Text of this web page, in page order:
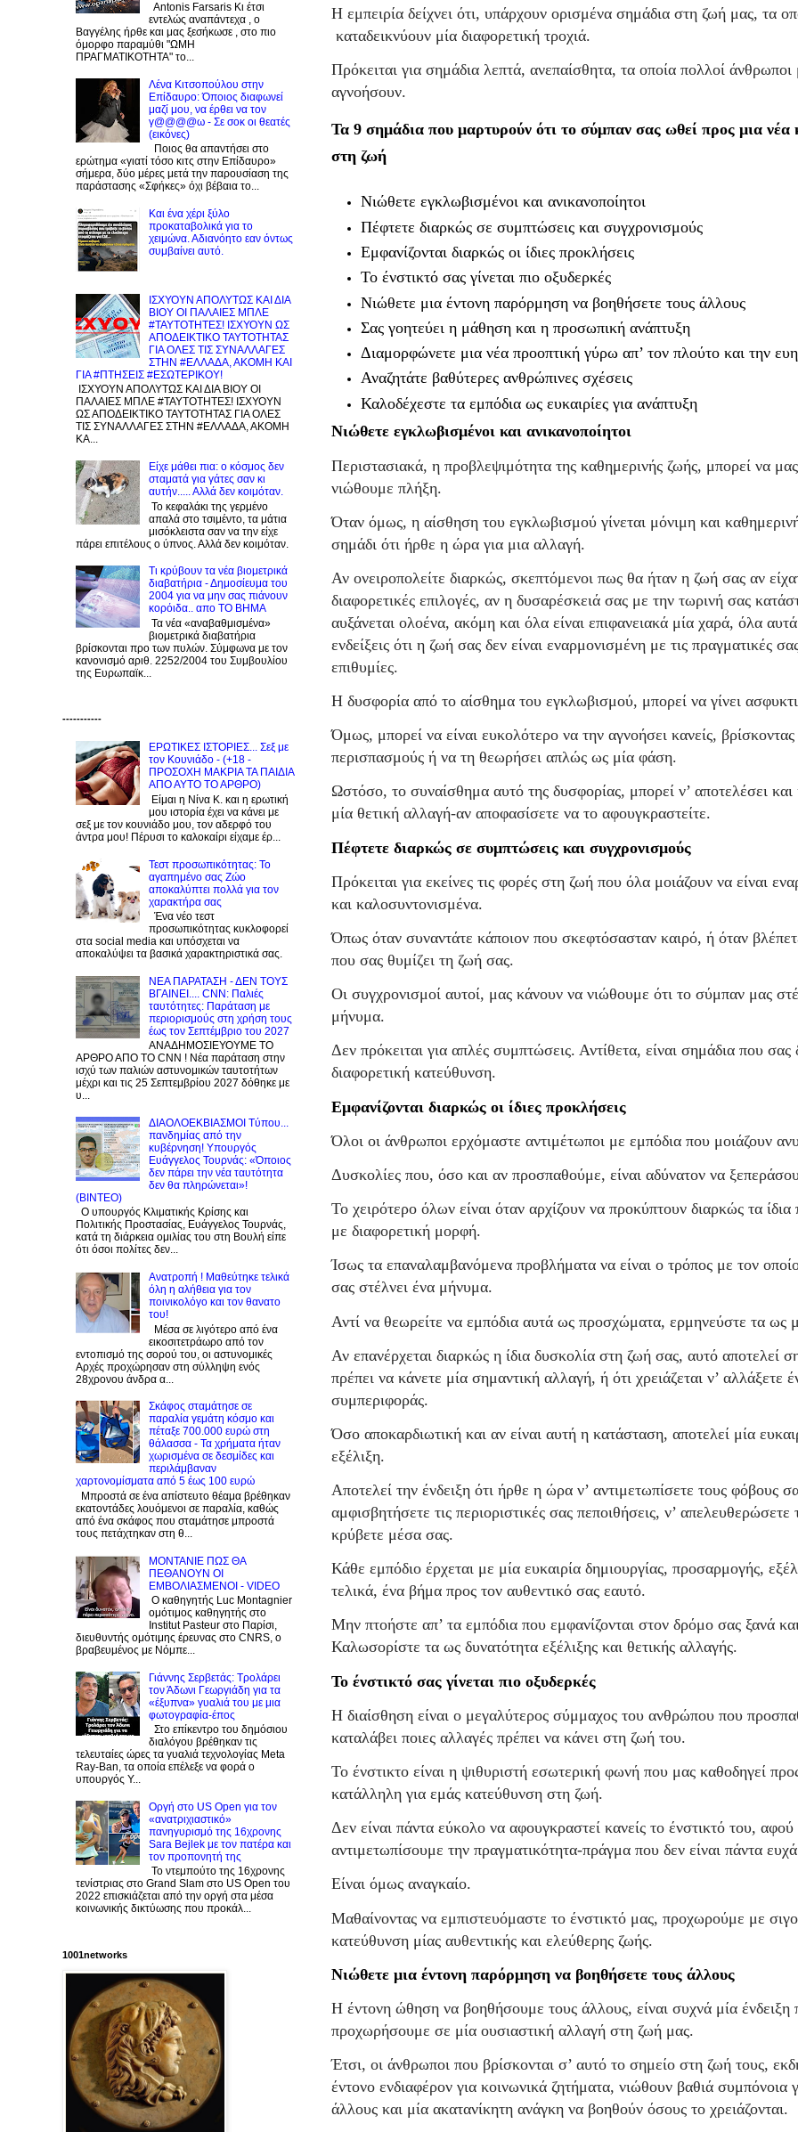
Η εμπειρία δείχνει ότι, υπάρχουν ορισμένα σημάδια στη ζωή μας, τα
καταδεικνύουν μία διαφορετική τροχιά.
Πρόκειται για σημάδια λεπτά, ανεπαίσθητα, τα οποία πολλοί άνθρωποι
αγνοήσουν.
Τα 9 σημάδια που μαρτυρούν ότι το σύμπαν σας ωθεί προς μια νέα
στη ζωή
Νιώθετε εγκλωβισμένοι και ανικανοποίητοι
Πέφτετε διαρκώς σε συμπτώσεις και συγχρονισμούς
Εμφανίζονται διαρκώς οι ίδιες προκλήσεις
Το ένστικτό σας γίνεται πιο οξυδερκές
Νιώθετε μια έντονη παρόρμηση να βοηθήσετε τους άλλους
Σας γοητεύει η μάθηση και η προσωπική ανάπτυξη
Διαμορφώνετε μια νέα προοπτική γύρω απ’ τον πλούτο και την
Αναζητάτε βαθύτερες ανθρώπινες σχέσεις
Καλοδέχεστε τα εμπόδια ως ευκαιρίες για ανάπτυξη
Νιώθετε εγκλωβισμένοι και ανικανοποίητοι
Περιστασιακά, η προβλεψιμότητα της καθημερινής ζωής, μπορεί να
νιώθουμε πλήξη.
Όταν όμως, η αίσθηση του εγκλωβισμού γίνεται μόνιμη και
σημάδι ότι ήρθε η ώρα για μια αλλαγή.
Αν ονειροπολείτε διαρκώς, σκεπτόμενοι πως θα ήταν η ζωή σας αν
διαφορετικές επιλογές, αν η δυσαρέσκειά σας με την τωρινή σας
αυξάνεται ολοένα, ακόμη και όλα είναι επιφανειακά μία χαρά, όλα αυτά
ενδείξεις ότι η ζωή σας δεν είναι εναρμονισμένη με τις πραγματικές
επιθυμίες.
Η δυσφορία από το αίσθημα του εγκλωβισμού, μπορεί να γίνει
Όμως, μπορεί να είναι ευκολότερο να την αγνοήσει κανείς, βρίσκοντας
περισπασμούς ή να τη θεωρήσει απλώς ως μία φάση.
Ωστόσο, το συναίσθημα αυτό της δυσφορίας, μπορεί ν’ αποτελέσει και
μία θετική αλλαγή-αν αποφασίσετε να το αφουγκραστείτε.
Πέφτετε διαρκώς σε συμπτώσεις και συγχρονισμούς
Πρόκειται για εκείνες τις φορές στη ζωή που όλα μοιάζουν να είναι
και καλοσυντονισμένα.
Όπως όταν συναντάτε κάποιον που σκεφτόσασταν καιρό, ή όταν
που σας θυμίζει τη ζωή σας.
Οι συγχρονισμοί αυτοί, μας κάνουν να νιώθουμε ότι το σύμπαν μας
μήνυμα.
Δεν πρόκειται για απλές συμπτώσεις. Αντίθετα, είναι σημάδια που σας
διαφορετική κατεύθυνση.
Εμφανίζονται διαρκώς οι ίδιες προκλήσεις
Όλοι οι άνθρωποι ερχόμαστε αντιμέτωποι με εμπόδια που μοιάζουν
Δυσκολίες που, όσο και αν προσπαθούμε, είναι αδύνατον να
Το χειρότερο όλων είναι όταν αρχίζουν να προκύπτουν διαρκώς τα
με διαφορετική μορφή.
Ίσως τα επαναλαμβανόμενα προβλήματα να είναι ο τρόπος με τον
σας στέλνει ένα μήνυμα.
Αντί να θεωρείτε να εμπόδια αυτά ως προσχώματα, ερμηνεύστε τα ως
Αν επανέρχεται διαρκώς η ίδια δυσκολία στη ζωή σας, αυτό αποτελεί
πρέπει να κάνετε μία σημαντική αλλαγή, ή ότι χρειάζεται ν’ αλλάξετε
συμπεριφοράς.
Όσο αποκαρδιωτική και αν είναι αυτή η κατάσταση, αποτελεί μία
εξέλιξη.
Αποτελεί την ένδειξη ότι ήρθε η ώρα ν’ αντιμετωπίσετε τους φόβους
αμφισβητήσετε τις περιοριστικές σας πεποιθήσεις, ν’
κρύβετε μέσα σας.
Κάθε εμπόδιο έρχεται με μία ευκαιρία δημιουργίας, προσαρμογής,
τελικά, ένα βήμα προς τον αυθεντικό σας εαυτό.
Μην πτοήστε απ’ τα εμπόδια που εμφανίζονται στον δρόμο σας ξανά
Καλωσορίστε τα ως δυνατότητα εξέλιξης και θετικής αλλαγής.
Το ένστικτό σας γίνεται πιο οξυδερκές
Η διαίσθηση είναι ο μεγαλύτερος σύμμαχος του ανθρώπου που
καταλάβει ποιες αλλαγές πρέπει να κάνει στη ζωή του.
Το ένστικτο είναι η ψιθυριστή εσωτερική φωνή που μας καθοδηγεί
κατάλληλη για εμάς κατεύθυνση στη ζωή.
Δεν είναι πάντα εύκολο να αφουγκραστεί κανείς το ένστικτό του, αφού
αντιμετωπίσουμε την πραγματικότητα-πράγμα που δεν είναι πάντα
Είναι όμως αναγκαίο.
Μαθαίνοντας να εμπιστευόμαστε το ένστικτό μας, προχωρούμε με
κατεύθυνση μίας αυθεντικής και ελεύθερης ζωής.
Νιώθετε μια έντονη παρόρμηση να βοηθήσετε τους άλλους
Η έντονη ώθηση να βοηθήσουμε τους άλλους, είναι συχνά μία ένδειξη
προχωρήσουμε σε μία ουσιαστική αλλαγή στη ζωή μας.
Έτσι, οι άνθρωποι που βρίσκονται σ’ αυτό το σημείο στη ζωή τους,
έντονο ενδιαφέρον για κοινωνικά ζητήματα, νιώθουν βαθιά συμπόνοια
άλλους και μία ακατανίκητη ανάγκη να βοηθούν όσους το χρειάζονται.
Antonis Farsaris Κι έτσι
εντελώς αναπάντεχα , ο
Βαγγέλης ήρθε και μας ξεσήκωσε , στο πιο
όμορφο παραμύθι "ΩΜΗ
ΠΡΑΓΜΑΤΙΚΟΤΗΤΑ" το...
Λένα Κιτσοπούλου στην
Επίδαυρο: Όποιος διαφωνεί
μαζί μου, να έρθει να τον
γ@@@@ω - Σε σοκ οι θεατές
(εικόνες)
Ποιος θα απαντήσει στο
ερώτημα «γιατί τόσο κιτς στην Επίδαυρο»
σήμερα, δύο μέρες μετά την παρουσίαση της
παράστασης «Σφήκες» όχι βέβαια το...
Και ένα χέρι ξύλο
προκαταβολικά για το
χειμώνα. Αδιανόητο εαν όντως
συμβαίνει αυτό.
ΙΣΧΥΟΥΝ ΑΠΟΛΥΤΩΣ ΚΑΙ ΔΙΑ
ΒΙΟΥ ΟΙ ΠΑΛΑΙΕΣ ΜΠΛΕ
#ΤΑΥΤΟΤΗΤΕΣ! ΙΣΧΥΟΥΝ ΩΣ
ΑΠΟΔΕΙΚΤΙΚΟ ΤΑΥΤΟΤΗΤΑΣ
ΓΙΑ ΟΛΕΣ ΤΙΣ ΣΥΝΑΛΛΑΓΕΣ
ΣΤΗΝ #ΕΛΛΑΔΑ, ΑΚΟΜΗ ΚΑΙ
ΓΙΑ #ΠΤΗΣΕΙΣ #ΕΣΩΤΕΡΙΚΟΥ!
ΙΣΧΥΟΥΝ ΑΠΟΛΥΤΩΣ ΚΑΙ ΔΙΑ ΒΙΟΥ ΟΙ
ΠΑΛΑΙΕΣ ΜΠΛΕ #ΤΑΥΤΟΤΗΤΕΣ! ΙΣΧΥΟΥΝ
ΩΣ ΑΠΟΔΕΙΚΤΙΚΟ ΤΑΥΤΟΤΗΤΑΣ ΓΙΑ ΟΛΕΣ
ΤΙΣ ΣΥΝΑΛΛΑΓΕΣ ΣΤΗΝ #ΕΛΛΑΔΑ, ΑΚΟΜΗ
ΚΑ...
Είχε μάθει πια: ο κόσμος δεν
σταματά για γάτες σαν κι
αυτήν..... Αλλά δεν κοιμόταν.
Το κεφαλάκι της γερμένο
απαλά στο τσιμέντο, τα μάτια
μισόκλειστα σαν να την είχε
πάρει επιτέλους ο ύπνος. Αλλά δεν κοιμόταν.
Τι κρύβουν τα νέα βιομετρικά
διαβατήρια - Δημοσίευμα του
2004 για να μην σας πιάνουν
κορόιδα.. απο ΤΟ ΒΗΜΑ
Τα νέα «αναβαθμισμένα»
βιομετρικά διαβατήρια
βρίσκονται προ των πυλών. Σύμφωνα με τον
κανονισμό αριθ. 2252/2004 του Συμβουλίου
της Ευρωπαϊκ...
-----------
ΕΡΩΤΙΚΕΣ ΙΣΤΟΡΙΕΣ... Σεξ με
τον Kουνιάδο - (+18 -
ΠΡΟΣΟΧΗ ΜΑΚΡΙΑ ΤΑ ΠΑΙΔΙΑ
ΑΠΟ ΑΥΤΟ ΤΟ ΑΡΘΡΟ)
Είμαι η Νίνα Κ. και η ερωτική
μου ιστορία έχει να κάνει με
σεξ με τον κουνιάδο μου, τον αδερφό του
άντρα μου! Πέρυσι το καλοκαίρι είχαμε έρ...
Τεστ προσωπικότητας: Το
αγαπημένο σας Zώο
αποκαλύπτει πολλά για τον
χαρακτήρα σας
Ένα νέο τεστ
προσωπικότητας κυκλοφορεί
στα social media και υπόσχεται να
αποκαλύψει τα βασικά χαρακτηριστικά σας.
NEA ΠΑΡΑΤΑΣΗ - ΔΕΝ ΤΟΥΣ
ΒΓΑΙΝΕΙ.... CNN: Παλιές
ταυτότητες: Παράταση με
περιορισμούς στη χρήση τους
έως τον Σεπτέμβριο του 2027
ΑΝΑΔΗΜΟΣΙΕΥΟΥΜΕ ΤΟ
ΑΡΘΡΟ ΑΠΟ ΤΟ CNN ! Νέα παράταση στην
ισχύ των παλιών αστυνομικών ταυτοτήτων
μέχρι και τις 25 Σεπτεμβρίου 2027 δόθηκε με
υ...
ΔΙΑΟΛΟΕΚΒΙΑΣΜΟΙ Tύπου...
πανδημίας από την
κυβέρνηση! Υπουργός
Ευάγγελος Τουρνάς: «Όποιος
δεν πάρει την νέα ταυτότητα
δεν θα πληρώνεται»!
(BINTEO)
Ο υπουργός Κλιματικής Κρίσης και
Πολιτικής Προστασίας, Ευάγγελος Τουρνάς,
κατά τη διάρκεια ομιλίας του στη Βουλή είπε
ότι όσοι πολίτες δεν...
Ανατροπή ! Mαθεύτηκε τελικά
όλη η αλήθεια για τον
ποινικολόγο και τον θανατο
του!
Μέσα σε λιγότερο από ένα
εικοσιτετράωρο από τον
εντοπισμό της σορού του, οι αστυνομικές
Αρχές προχώρησαν στη σύλληψη ενός
28χρονου άνδρα α...
Σκάφος σταμάτησε σε
παραλία γεμάτη κόσμο και
πέταξε 700.000 ευρώ στη
θάλασσα - Τα χρήματα ήταν
χωρισμένα σε δεσμίδες και
περιλάμβαναν
χαρτονομίσματα από 5 έως 100 ευρώ
Μπροστά σε ένα απίστευτο θέαμα βρέθηκαν
εκατοντάδες λουόμενοι σε παραλία, καθώς
από ένα σκάφος που σταμάτησε μπροστά
τους πετάχτηκαν στη θ...
ΜΟΝΤΑΝΙΕ ΠΩΣ ΘΑ
ΠΕΘΑΝΟΥΝ ΟΙ
ΕΜΒΟΛΙΑΣΜΕΝΟΙ - VIDEO
Ο καθηγητής Luc Montagnier
ομότιμος καθηγητής στο
Institut Pasteur στο Παρίσι,
διευθυντής ομότιμης έρευνας στο CNRS, o
βραβευμένος με Νόμπε...
Γιάννης Σερβετάς: Τρολάρει
τον Άδωνι Γεωργιάδη για τα
«έξυπνα» γυαλιά του με μια
φωτογραφία-έπος
Στο επίκεντρο του δημόσιου
διαλόγου βρέθηκαν τις
τελευταίες ώρες τα γυαλιά τεχνολογίας Meta
Ray-Ban, τα οποία επέλεξε να φορά ο
υπουργός Υ...
Οργή στο US Open για τον
«ανατριχιαστικό»
πανηγυρισμό της 16χρονης
Sara Bejlek με τον πατέρα και
τον προπονητή της
Το ντεμπούτο της 16χρονης
τενίστριας στο Grand Slam στο US Open του
2022 επισκιάζεται από την οργή στα μέσα
κοινωνικής δικτύωσης που προκάλ...
1001networks